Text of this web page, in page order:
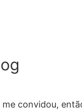
me convidou,